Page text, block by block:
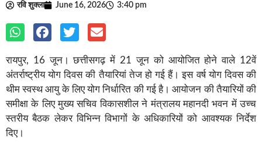
रवि शुक्ला June 16, 2026 3:40 pm
रायपुर, 16 जून। छत्तीसगढ़ में 21 जून को आयोजित होने वाले 12वें
अंतर्राष्ट्रीय योग दिवस की तैयारियां तेज हो गई हैं। इस वर्ष योग दिवस की
थीम स्वस्थ आयु के लिए योग निर्धारित की गई है। आयोजन की तैयारियों की
समीक्षा के लिए मुख्य सचिव विकासशील ने मंत्रालय महानदी भवन में उच्च
स्तरीय बैठक लेकर विभिन्न विभागों के अधिकारियों को आवश्यक निर्देश
दिए।